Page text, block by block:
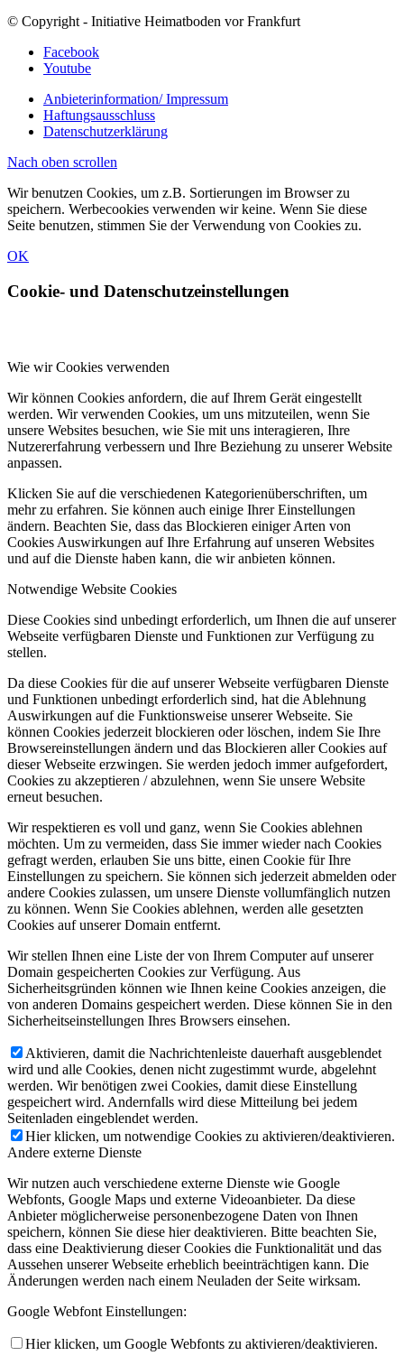
© Copyright - Initiative Heimatboden vor Frankfurt
Facebook
Youtube
Anbieterinformation/ Impressum
Haftungsausschluss
Datenschutzerklärung
Nach oben scrollen
Wir benutzen Cookies, um z.B. Sortierungen im Browser zu
speichern. Werbecookies verwenden wir keine. Wenn Sie diese
Seite benutzen, stimmen Sie der Verwendung von Cookies zu.
OK
Cookie- und Datenschutzeinstellungen
Wie wir Cookies verwenden
Wir können Cookies anfordern, die auf Ihrem Gerät eingestellt
werden. Wir verwenden Cookies, um uns mitzuteilen, wenn Sie
unsere Websites besuchen, wie Sie mit uns interagieren, Ihre
Nutzererfahrung verbessern und Ihre Beziehung zu unserer Website
anpassen.
Klicken Sie auf die verschiedenen Kategorienüberschriften, um
mehr zu erfahren. Sie können auch einige Ihrer Einstellungen
ändern. Beachten Sie, dass das Blockieren einiger Arten von
Cookies Auswirkungen auf Ihre Erfahrung auf unseren Websites
und auf die Dienste haben kann, die wir anbieten können.
Notwendige Website Cookies
Diese Cookies sind unbedingt erforderlich, um Ihnen die auf unserer
Webseite verfügbaren Dienste und Funktionen zur Verfügung zu
stellen.
Da diese Cookies für die auf unserer Webseite verfügbaren Dienste
und Funktionen unbedingt erforderlich sind, hat die Ablehnung
Auswirkungen auf die Funktionsweise unserer Webseite. Sie
können Cookies jederzeit blockieren oder löschen, indem Sie Ihre
Browsereinstellungen ändern und das Blockieren aller Cookies auf
dieser Webseite erzwingen. Sie werden jedoch immer aufgefordert,
Cookies zu akzeptieren / abzulehnen, wenn Sie unsere Website
erneut besuchen.
Wir respektieren es voll und ganz, wenn Sie Cookies ablehnen
möchten. Um zu vermeiden, dass Sie immer wieder nach Cookies
gefragt werden, erlauben Sie uns bitte, einen Cookie für Ihre
Einstellungen zu speichern. Sie können sich jederzeit abmelden oder
andere Cookies zulassen, um unsere Dienste vollumfänglich nutzen
zu können. Wenn Sie Cookies ablehnen, werden alle gesetzten
Cookies auf unserer Domain entfernt.
Wir stellen Ihnen eine Liste der von Ihrem Computer auf unserer
Domain gespeicherten Cookies zur Verfügung. Aus
Sicherheitsgründen können wie Ihnen keine Cookies anzeigen, die
von anderen Domains gespeichert werden. Diese können Sie in den
Sicherheitseinstellungen Ihres Browsers einsehen.
Aktivieren, damit die Nachrichtenleiste dauerhaft ausgeblendet
wird und alle Cookies, denen nicht zugestimmt wurde, abgelehnt
werden. Wir benötigen zwei Cookies, damit diese Einstellung
gespeichert wird. Andernfalls wird diese Mitteilung bei jedem
Seitenladen eingeblendet werden.
Hier klicken, um notwendige Cookies zu aktivieren/deaktivieren.
Andere externe Dienste
Wir nutzen auch verschiedene externe Dienste wie Google
Webfonts, Google Maps und externe Videoanbieter. Da diese
Anbieter möglicherweise personenbezogene Daten von Ihnen
speichern, können Sie diese hier deaktivieren. Bitte beachten Sie,
dass eine Deaktivierung dieser Cookies die Funktionalität und das
Aussehen unserer Webseite erheblich beeinträchtigen kann. Die
Änderungen werden nach einem Neuladen der Seite wirksam.
Google Webfont Einstellungen:
Hier klicken, um Google Webfonts zu aktivieren/deaktivieren.